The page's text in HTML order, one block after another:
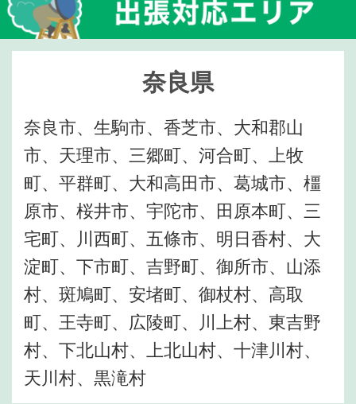
奈良県
奈良市、生駒市、香芝市、大和郡山
市、天理市、三郷町、河合町、上牧
町、平群町、大和高田市、葛城市、橿
原市、桜井市、宇陀市、田原本町、三
宅町、川西町、五條市、明日香村、大
淀町、下市町、吉野町、御所市、山添
村、斑鳩町、安堵町、御杖村、高取
町、王寺町、広陵町、川上村、東吉野
村、下北山村、上北山村、十津川村、
天川村、黒滝村